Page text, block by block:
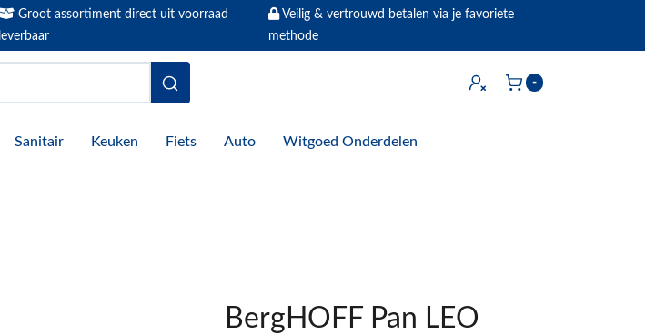
Groot assortiment direct uit voorraad
leverbaar
Veilig & vertrouwd betalen via je favoriete
methode
Inloggen -
Sanitair Keuken Fiets Auto Witgoed Onderdelen
BergHOFF Pan LEO